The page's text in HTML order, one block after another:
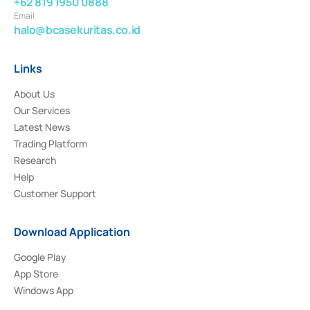
Email
halo@bcasekuritas.co.id
Links
About Us
Our Services
Latest News
Trading Platform
Research
Help
Customer Support
Download Application
Google Play
App Store
Windows App